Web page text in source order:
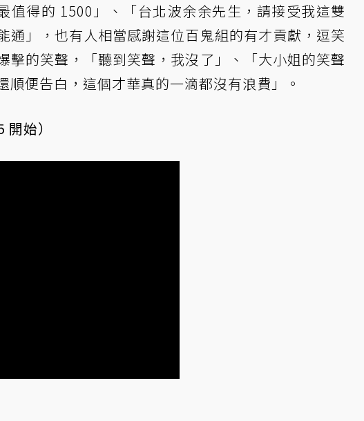
值得的 1500」、「台北波余余先生，請接受我這雙
通」，也有人相當感謝這位百鬼組的有才貢獻，逗笑
擊的笑聲，「聽到笑聲，我沒了」、「大小姐的笑聲
便告白，這個才華真的一滴都沒有浪費」。
始）